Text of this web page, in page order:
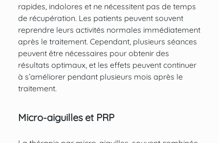
rapides, indolores et ne nécessitent pas de temps
de récupération. Les patients peuvent souvent
reprendre leurs activités normales immédiatement
après le traitement. Cependant, plusieurs séances
peuvent être nécessaires pour obtenir des
résultats optimaux, et les effets peuvent continuer
à s’améliorer pendant plusieurs mois après le
traitement.
Micro-aiguilles et PRP